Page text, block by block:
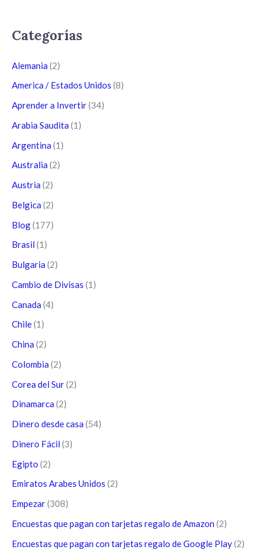
Categorías
Alemania (2)
America / Estados Unidos (8)
Aprender a Invertir(34)
Arabia Saudita (1)
Argentina (1)
Australia (2)
Austria (2)
Belgica (2)
Blog(177)
Brasil (1)
Bulgaria (2)
Cambio de Divisas (1)
Canada (4)
Chile(1)
China (2)
Colombia (2)
Corea del Sur(2)
Dinamarca (2)
Dinero desde casa (54)
Dinero Fácil (3)
Egipto (2)
Emiratos Arabes Unidos (2)
Empezar(308)
Encuestas que pagan con tarjetas regalo de Amazon (2)
Encuestas que pagan con tarjetas regalo de Google Play(2)